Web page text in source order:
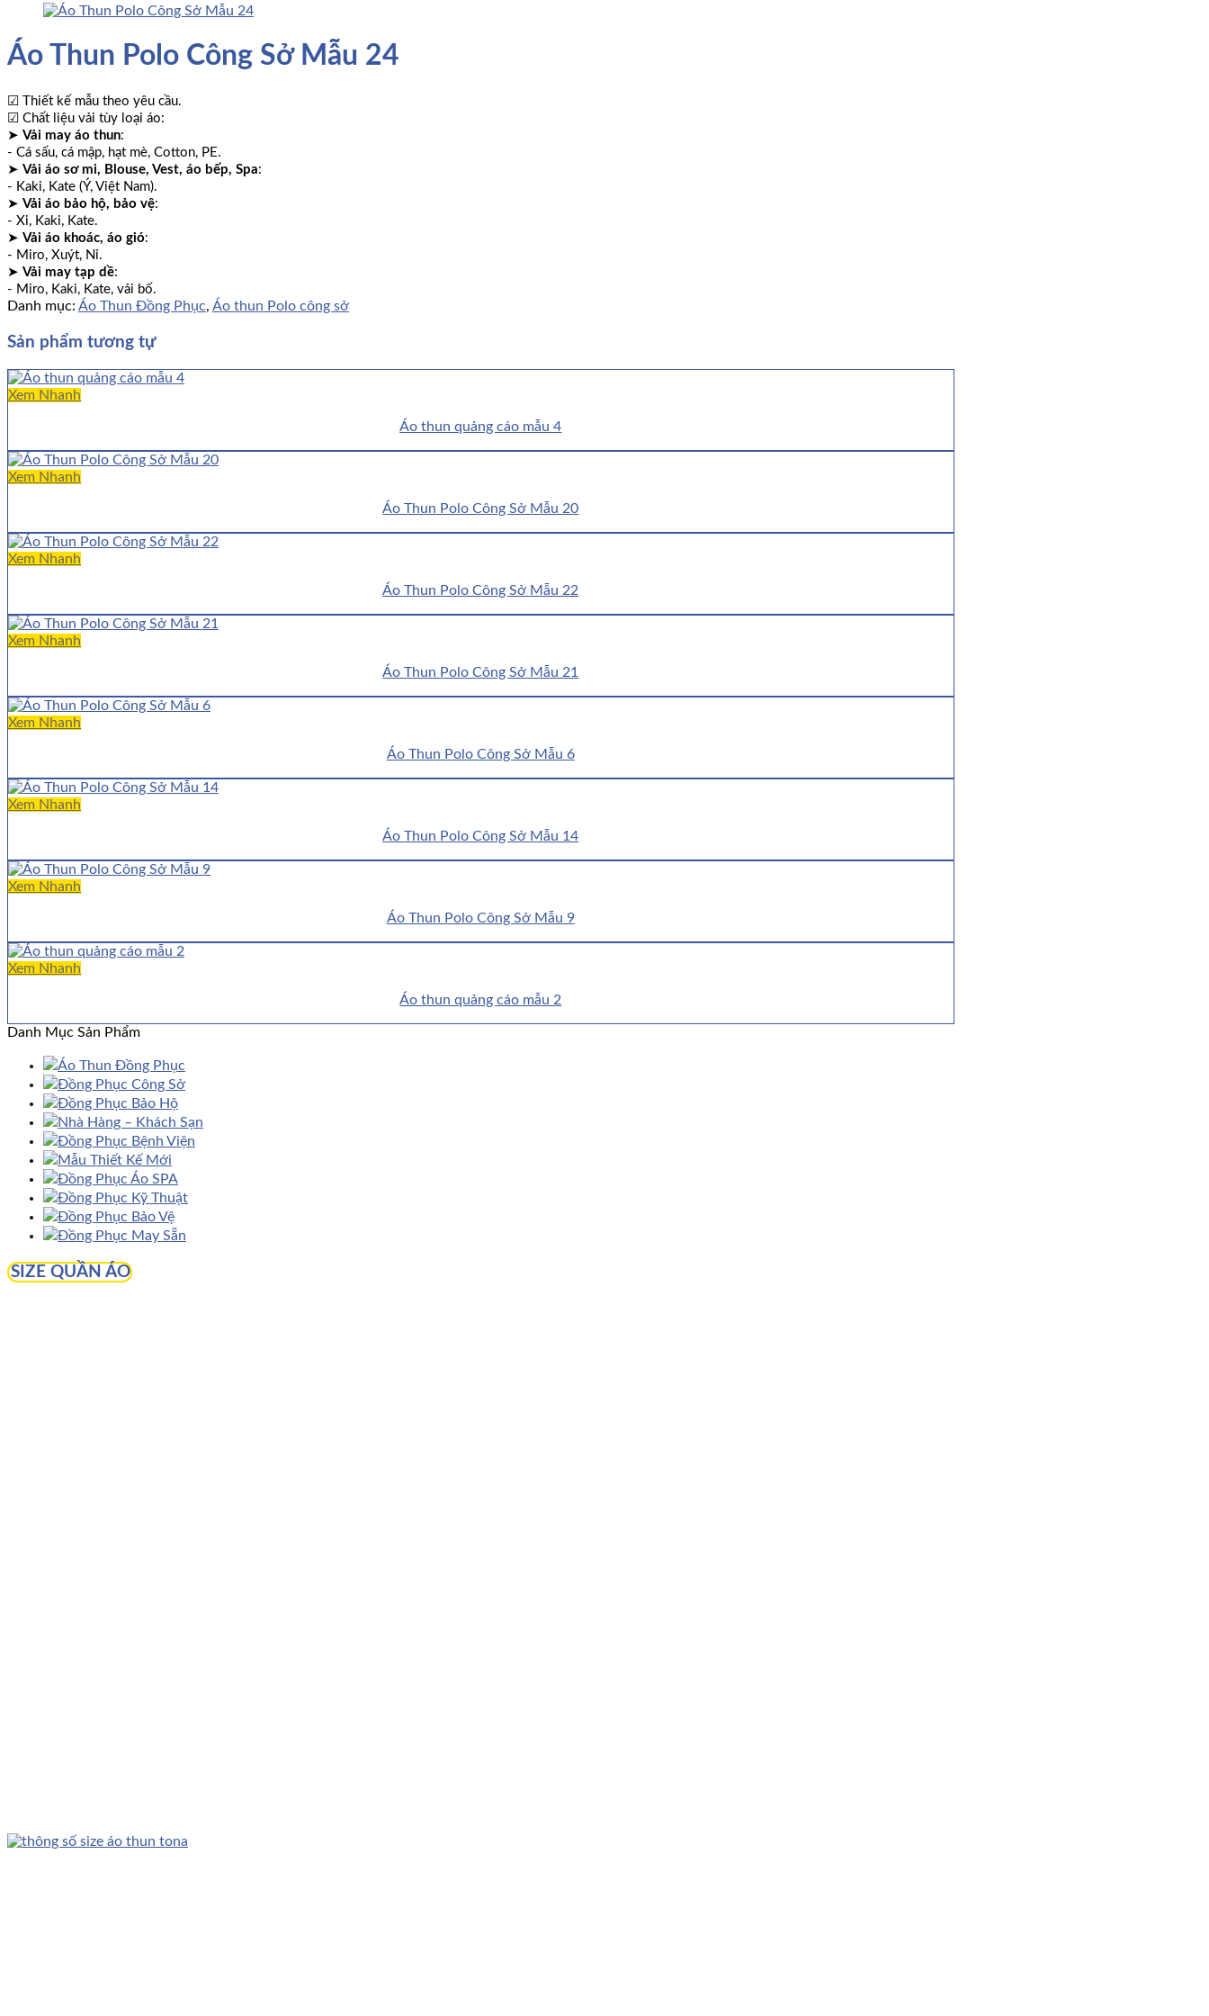
Áo Thun Polo Công Sở Mẫu 24
☑ Thiết kế mẫu theo yêu cầu.
☑ Chất liệu vải tùy loại áo:
➤ Vải may áo thun:
- Cá sấu, cá mập, hạt mè, Cotton, PE.
➤ Vải áo sơ mi, Blouse, Vest, áo bếp, Spa:
- Kaki, Kate (Ý, Việt Nam).
➤ Vải áo bảo hộ, bảo vệ:
- Xi, Kaki, Kate.
➤ Vải áo khoác, áo gió:
- Miro, Xuýt, Nỉ.
➤ Vải may tạp dề:
- Miro, Kaki, Kate, vải bố.
Danh mục: Áo Thun Đồng Phục, Áo thun Polo công sở
Sản phẩm tương tự
Xem Nhanh
Áo thun quảng cáo mẫu 4
Xem Nhanh
Áo Thun Polo Công Sở Mẫu 20
Xem Nhanh
Áo Thun Polo Công Sở Mẫu 22
Xem Nhanh
Áo Thun Polo Công Sở Mẫu 21
Xem Nhanh
Áo Thun Polo Công Sở Mẫu 6
Xem Nhanh
Áo Thun Polo Công Sở Mẫu 14
Xem Nhanh
Áo Thun Polo Công Sở Mẫu 9
Xem Nhanh
Áo thun quảng cáo mẫu 2
Danh Mục Sản Phẩm
Áo Thun Đồng Phục
Đồng Phục Công Sở
Đồng Phục Bảo Hộ
Nhà Hàng – Khách Sạn
Đồng Phục Bệnh Viện
Mẫu Thiết Kế Mới
Đồng Phục Áo SPA
Đồng Phục Kỹ Thuật
Đồng Phục Bảo Vệ
Đồng Phục May Sẵn
SIZE QUẦN ÁO